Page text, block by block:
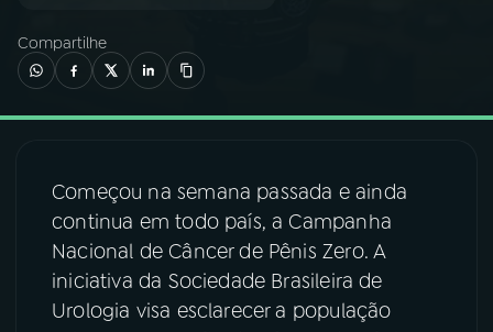
02A RÁDIO
03PROGRAMAÇÃO
04PROGRAMAS
PODCASTS
Compartilhe
Começou na semana passada e ainda
continua em todo país, a Campanha
Nacional de Câncer de Pênis Zero. A
iniciativa da Sociedade Brasileira de
Urologia visa esclarecer a população